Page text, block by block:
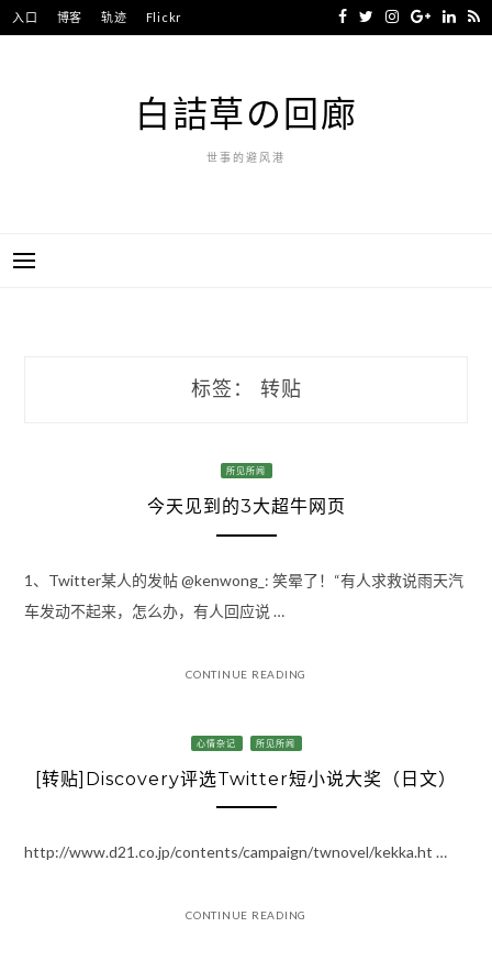
Skip
to
入口 博客 轨迹 Flickr
白詰草の回廊
世事的避风港
标签： 转贴
所见所闻
今天见到的3大超牛网页
1、Twitter某人的发帖 @kenwong_: 笑晕了！“有人求救说雨天汽
车发动不起来，怎么办，有人回应说 …
CONTINUE READING
心情杂记 所见所闻
[转贴]Discovery评选Twitter短小说大奖（日文）
http://www.d21.co.jp/contents/campaign/twnovel/kekka.ht …
CONTINUE READING